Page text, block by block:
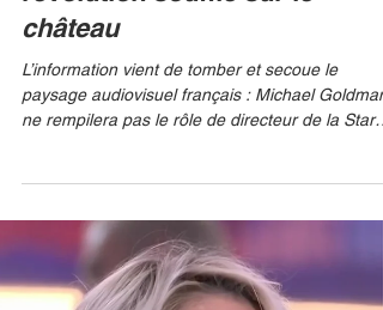
Coup de théâtre à la Star
passe la main, un vent de
révolution souffle sur le
château
L’information vient de tomber et secoue le